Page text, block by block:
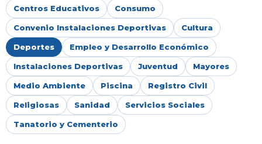
Centros Educativos Consumo
Convenio Instalaciones Deportivas Cultura
Deportes Empleo y Desarrollo Económico
Instalaciones Deportivas Juventud Mayores
Medio Ambiente Piscina Registro Civil
Religiosas Sanidad Servicios Sociales
Tanatorio y Cementerio